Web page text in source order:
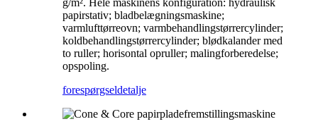
g/m². Hele maskinens konfiguration: hydraulisk
papirstativ; bladbelægningsmaskine;
varmlufttørreovn; varmbehandlingstørrercylinder;
koldbehandlingstørrercylinder; blødkalander med
to ruller; horisontal opruller; malingforberedelse;
opspoling.
forespørgseldetalje